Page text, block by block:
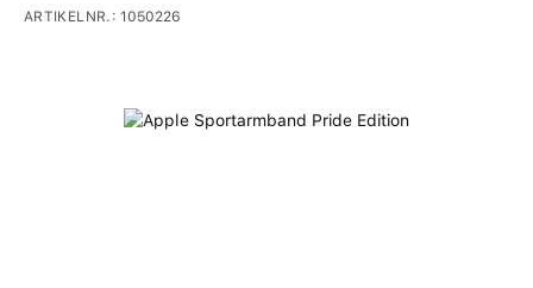
Bildergalerie überspringen
ARTIKELNR.:1050226